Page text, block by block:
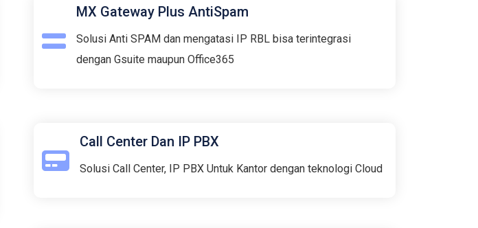
MX Gateway Plus AntiSpam​
Solusi Anti SPAM dan mengatasi IP RBL bisa terintegrasi
dengan Gsuite maupun Office365
Call Center Dan IP PBX
Solusi Call Center, IP PBX Untuk Kantor dengan teknologi Cloud